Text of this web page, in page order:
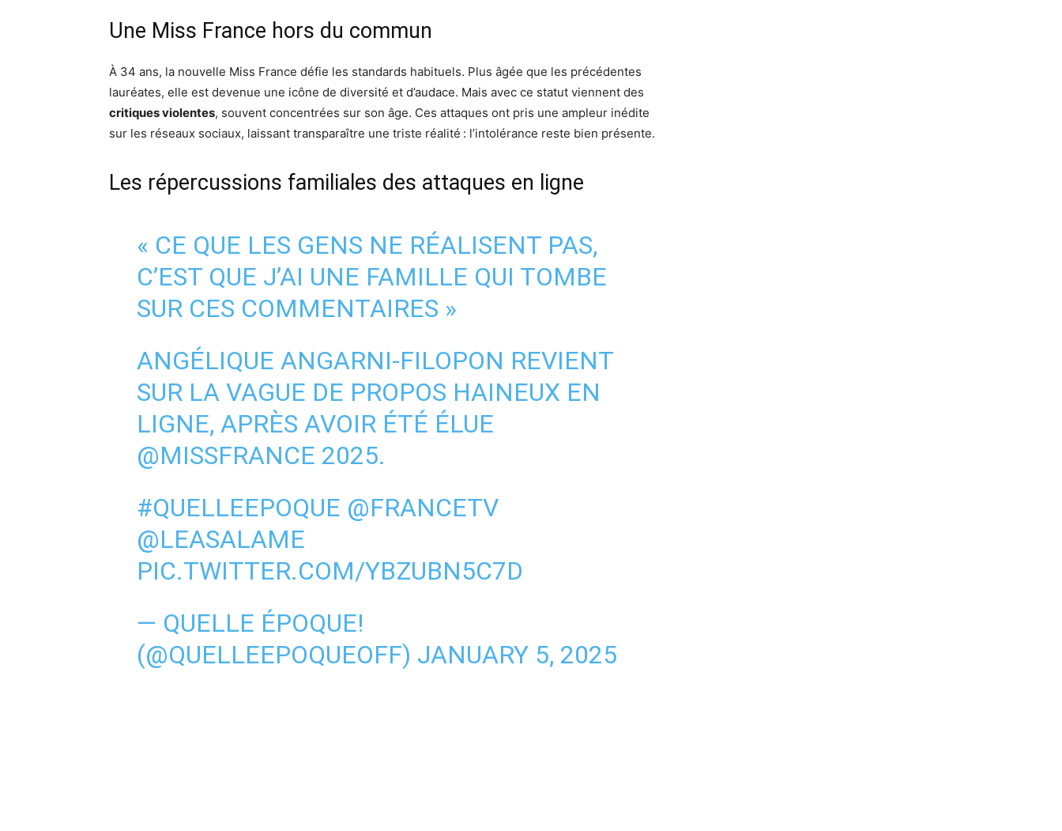
Une Miss France hors du commun
À 34 ans, la nouvelle Miss France défie les standards habituels. Plus âgée que les précédentes
lauréates, elle est devenue une icône de diversité et d’audace. Mais avec ce statut viennent des
critiques violentes, souvent concentrées sur son âge. Ces attaques ont pris une ampleur inédite
sur les réseaux sociaux, laissant transparaître une triste réalité : l’intolérance reste bien présente.
Les répercussions familiales des attaques en ligne
« CE QUE LES GENS NE RÉALISENT PAS,
C’EST QUE J’AI UNE FAMILLE QUI TOMBE
SUR CES COMMENTAIRES »
ANGÉLIQUE ANGARNI-FILOPON REVIENT
SUR LA VAGUE DE PROPOS HAINEUX EN
LIGNE, APRÈS AVOIR ÉTÉ ÉLUE
@MISSFRANCE 2025.
#QUELLEEPOQUE @FRANCETV
@LEASALAME
PIC.TWITTER.COM/YBZUBN5C7D
— QUELLE ÉPOQUE!
(@QUELLEEPOQUEOFF) JANUARY 5, 2025